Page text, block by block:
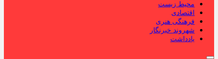
محیط زیست
اقتصادی
فرهنگی هنری
شهروند خبرنگار
یادداشت